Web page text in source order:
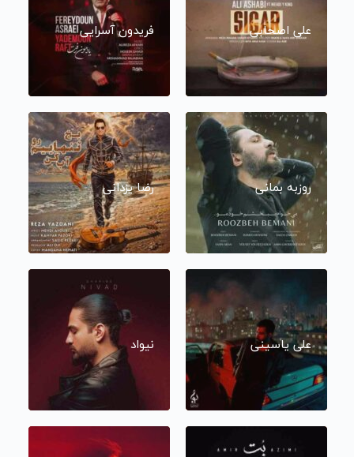
علی اصحابی فریدون آسرایی
روزبه بمانی رضا یزدانی
علی یاسینی نیواد